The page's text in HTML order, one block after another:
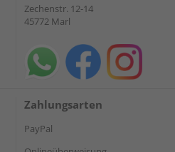
Zechenstr. 12-14
45772 Marl
Zahlungsarten
PayPal